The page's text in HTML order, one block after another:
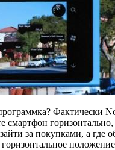
Фактически
смартфон
за покупками, а